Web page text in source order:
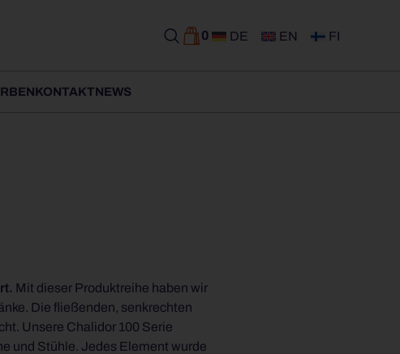
0 DE EN FI
KONTAKTNEWS
Mit dieser Produktreihe haben wir
Die fließenden, senkrechten
Serie
und Stühle. Jedes Element wurde